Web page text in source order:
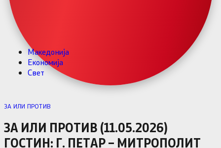
Македонија
Економија
Свет
ЗА ИЛИ ПРОТИВ
ЗА ИЛИ ПРОТИВ (11.05.2026)
ГОСТИН: Г. ПЕТАР – МИТРОПОЛИТ